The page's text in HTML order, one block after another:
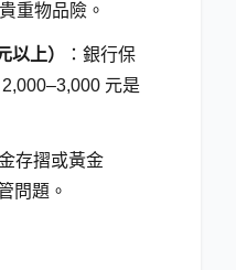
重物品險。
以上）
：銀行保
元是
金存摺或黃金
問題。